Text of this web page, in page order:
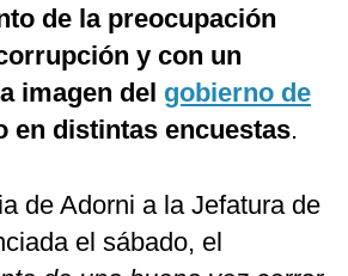
de la preocupación
y con un
imagen del gobierno de
en distintas encuestas.
de Adorni a la Jefatura de
el sábado, el